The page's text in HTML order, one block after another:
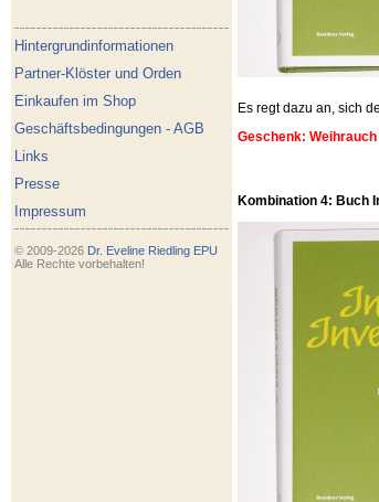
Hintergrundinformationen
Partner-Klöster und Orden
Einkaufen im Shop
Geschäftsbedingungen - AGB
Links
Presse
Impressum
© 2009-2026 Dr. Eveline Riedling EPU
Alle Rechte vorbehalten!
Es regt dazu an, sich
Geschenk:
Kombination 4: Buch